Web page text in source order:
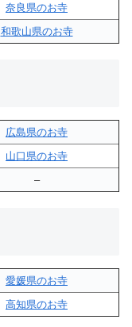
奈良県のお寺
和歌山県のお寺
広島県のお寺
山口県のお寺
–
愛媛県のお寺
高知県のお寺